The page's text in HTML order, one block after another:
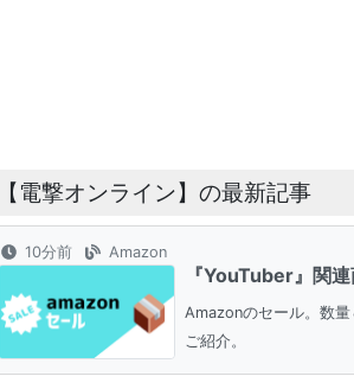
【電撃オンライン】の最新記事
10分前 Amazon
『YouTuber』関
Amazonのセール。数
ご紹介。